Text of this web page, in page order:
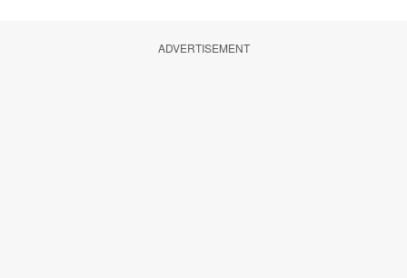
ADVERTISEMENT